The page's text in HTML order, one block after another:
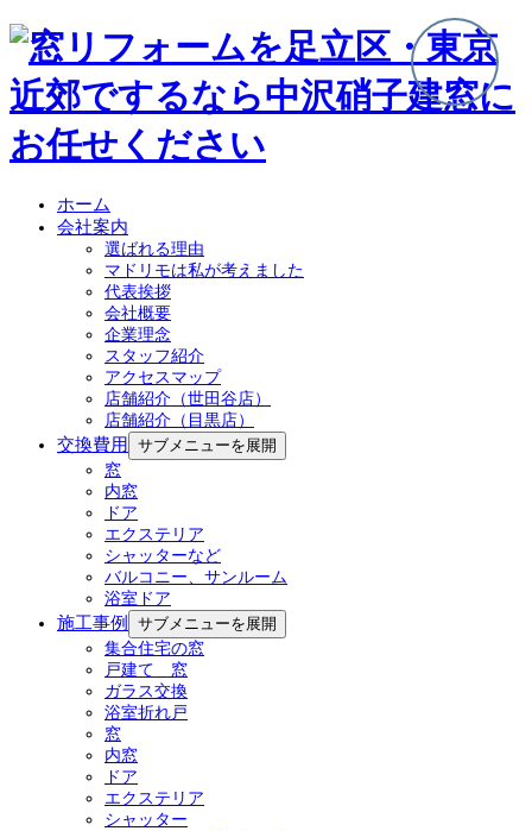
ホーム
会社案内
選ばれる理由
マドリモは私が考えました
代表挨拶
会社概要
企業理念
スタッフ紹介
アクセスマップ
店舗紹介（世田谷店）
店舗紹介（目黒店）
交換費用
サブメニューを展開
窓
内窓
ドア
エクステリア
シャッターなど
バルコニー、サンルーム
浴室ドア
施工事例
サブメニューを展開
集合住宅の窓
戸建て 窓
ガラス交換
浴室折れ戸
窓
内窓
ドア
エクステリア
シャッター